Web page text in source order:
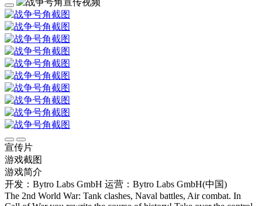
宣传片
游戏截图
游戏简介
开发：Bytro Labs GmbH 运营：Bytro Labs GmbH(中国)
The 2nd World War: Tank clashes, Naval battles, Air combat. In